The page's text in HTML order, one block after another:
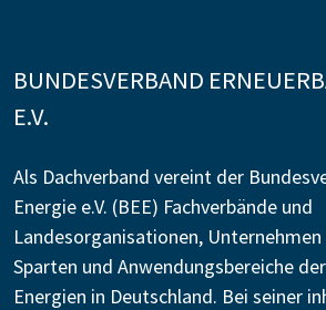
BUNDESVERBAND
E.V.
Als Dachverband vereint der
Energie e.V. (BEE) Fachverbände und
Landesorganisationen, Unternehmen
Sparten und Anwendungsbereiche
Energien in Deutschland. Bei seiner